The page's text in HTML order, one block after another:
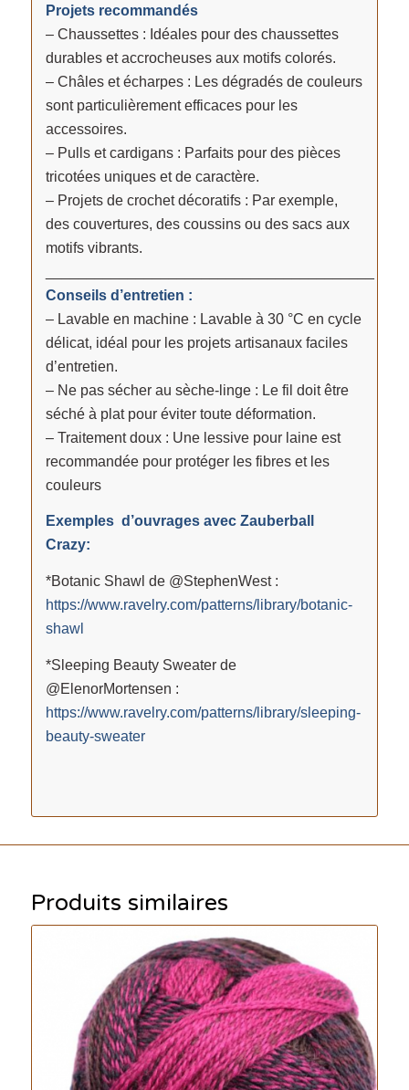
Projets recommandés
– Chaussettes : Idéales pour des chaussettes
durables et accrocheuses aux motifs colorés.
– Châles et écharpes : Les dégradés de couleurs
sont particulièrement efficaces pour les
accessoires.
– Pulls et cardigans : Parfaits pour des pièces
tricotées uniques et de caractère.
– Projets de crochet décoratifs : Par exemple,
des couvertures, des coussins ou des sacs aux
motifs vibrants.
Conseils d’entretien :
– Lavable en machine : Lavable à 30 °C en cycle
délicat, idéal pour les projets artisanaux faciles
d’entretien.
– Ne pas sécher au sèche-linge : Le fil doit être
séché à plat pour éviter toute déformation.
– Traitement doux : Une lessive pour laine est
recommandée pour protéger les fibres et les
couleurs
Exemples d’ouvrages avec Zauberball
Crazy:
*Botanic Shawl de @StephenWest :
https://www.ravelry.com/patterns/library/botanic-
shawl
*Sleeping Beauty Sweater de
@ElenorMortensen :
https://www.ravelry.com/patterns/library/sleeping-
beauty-sweater
Produits similaires